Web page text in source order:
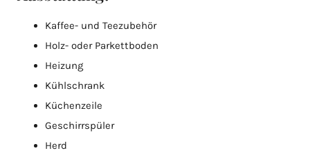
Kaffee- und Teezubehör
Holz- oder Parkettboden
Heizung
Kühlschrank
Küchenzeile
Geschirrspüler
Herd